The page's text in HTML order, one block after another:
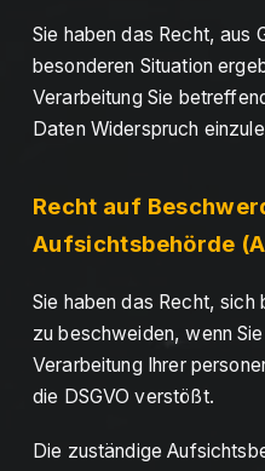
Sie haben das Recht, aus
besonderen Situation
Verarbeitung Sie
Daten Widerspruch
Recht auf
Aufsichtsbehörde
Sie haben das Recht, sich
zu beschweiden, wenn
Verarbeitung Ihrer
die DSGVO verstößt.
Die zuständige